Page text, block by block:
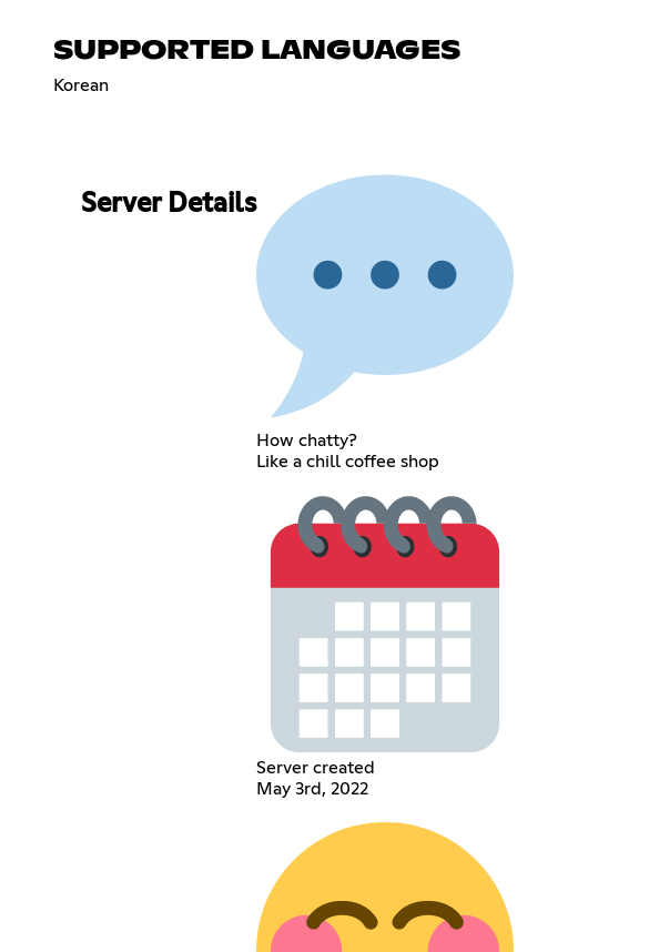
SUPPORTED LANGUAGES
Korean
Server Details
How chatty?
Like a chill coffee shop
Server created
May 3rd, 2022